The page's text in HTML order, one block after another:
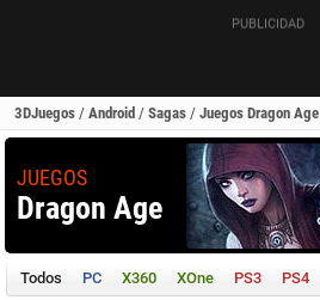
3DJuegos / Android / Sagas / Juegos Dragon Age
JUEGOS
Dragon Age
Todos PC X360 XOne PS3 PS4